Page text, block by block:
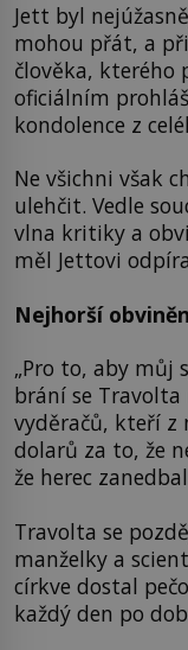
Jett byl
mohou přát, a
člověka, kterého
oficiálním
kondolence z
Ne všichni však
ulehčit. Vedle
vlna kritiky a
měl Jettovi
Nejhorší
„Pro to, aby můj
brání se Travolta
vyděračů, kteří
dolarů za to, že
že herec
Travolta se
manželky a
církve dostal
každý den po